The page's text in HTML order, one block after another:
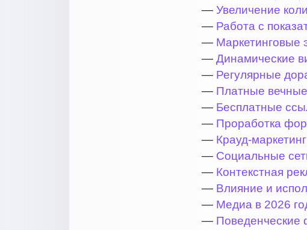
— Увеличение
— Работа с
— Маркетинговые
— Динамические
— Регулярные
— Платные
— Бесплатные
— Проработка
— Крауд-
— Социальные
— Контекстная
— Влияние и
— Медиа в 2026
— Поведенческие